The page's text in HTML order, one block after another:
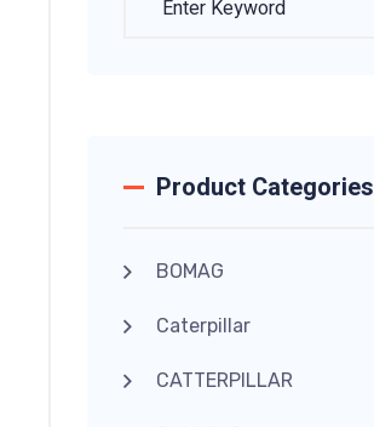
Product Categories
BOMAG
Caterpillar
CATTERPILLAR